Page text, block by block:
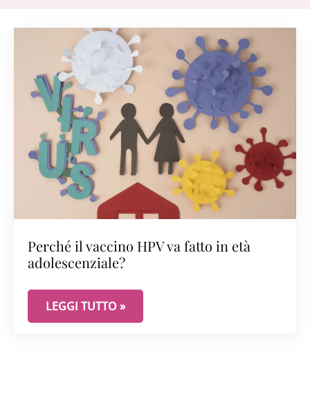
Perché il vaccino HPV va fatto in età
adolescenziale?
PERCHÉ IL VACCINO HPV VA FATTO IN ETÀ
LEGGI TUTTO »